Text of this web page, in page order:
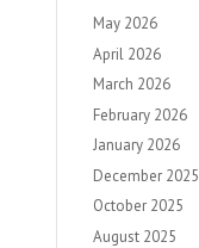
May 2026
April 2026
March 2026
February 2026
January 2026
December 2025
October 2025
August 2025